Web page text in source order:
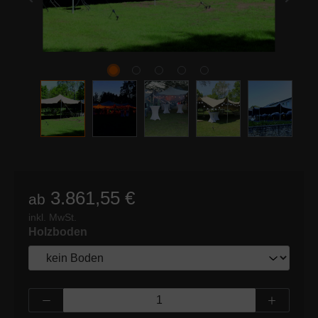
ab 3.861,55 €
inkl. MwSt.
Holzboden
Produkt Anzahl: Gib den gewünschten